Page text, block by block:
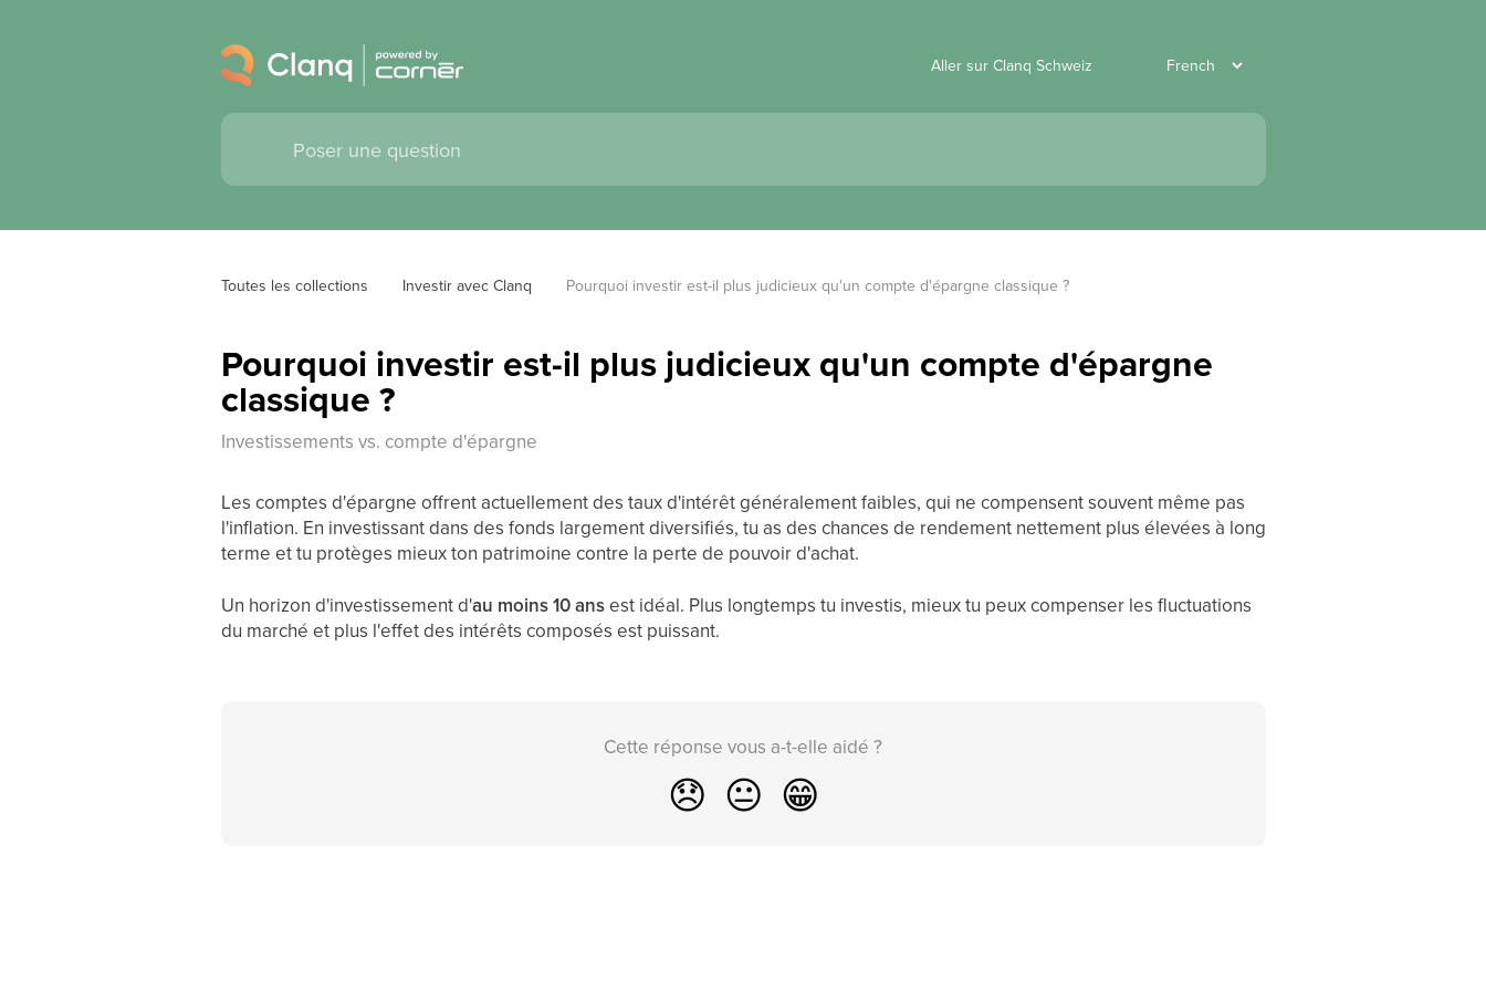
Aller sur Clanq Schweiz
Toutes les collections Investir avec Clanq Pourquoi investir est-il plus judicieux qu'un compte d'épargne classique ?
Pourquoi investir est-il plus judicieux qu'un compte d'épargne
classique ?
Investissements vs. compte d'épargne
Les comptes d'épargne offrent actuellement des taux d'intérêt généralement faibles, qui ne compensent souvent même pas
l'inflation. En investissant dans des fonds largement diversifiés, tu as des chances de rendement nettement plus élevées à long
terme et tu protèges mieux ton patrimoine contre la perte de pouvoir d'achat.
Un horizon d'investissement d'au moins 10 ansest idéal. Plus longtemps tu investis, mieux tu peux compenser les fluctuations
du marché et plus l'effet des intérêts composés est puissant.
Cette réponse vous a-t-elle aidé ?
😞 😐 😁